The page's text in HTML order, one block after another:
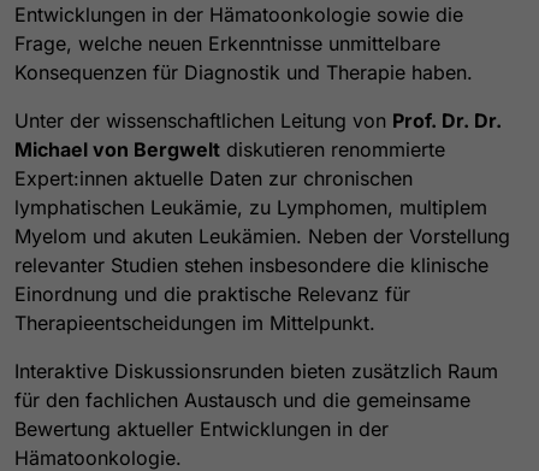
Entwicklungen in der Hämatoonkologie sowie die
Frage, welche neuen Erkenntnisse unmittelbare
Konsequenzen für Diagnostik und Therapie haben.
Unter der wissenschaftlichen Leitung von Prof. Dr. Dr.
Michael von Bergwelt diskutieren renommierte
Expert:innen aktuelle Daten zur chronischen
lymphatischen Leukämie, zu Lymphomen, multiplem
Myelom und akuten Leukämien. Neben der Vorstellung
relevanter Studien stehen insbesondere die klinische
Einordnung und die praktische Relevanz für
Therapieentscheidungen im Mittelpunkt.
Interaktive Diskussionsrunden bieten zusätzlich Raum
für den fachlichen Austausch und die gemeinsame
Bewertung aktueller Entwicklungen in der
Hämatoonkologie.